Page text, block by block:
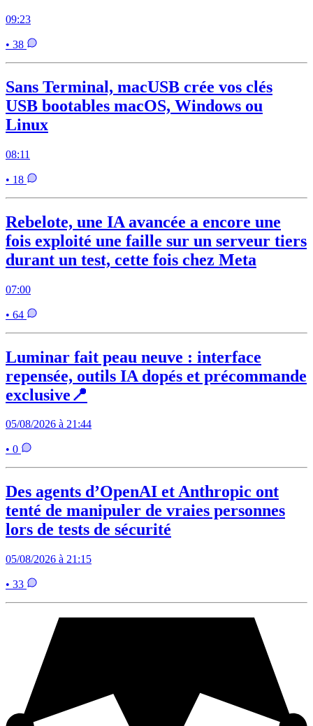
09:23
• 38
Sans Terminal, macUSB crée vos clés
USB bootables macOS, Windows ou
Linux
08:11
• 18
Rebelote, une IA avancée a encore une
fois exploité une faille sur un serveur tiers
durant un test, cette fois chez Meta
07:00
• 64
Luminar fait peau neuve : interface
repensée, outils IA dopés et précommande
exclusive📍
05/08/2026 à 21:44
• 0
Des agents d’OpenAI et Anthropic ont
tenté de manipuler de vraies personnes
lors de tests de sécurité
05/08/2026 à 21:15
• 33